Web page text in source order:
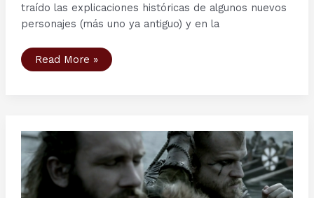
traído las explicaciones históricas de algunos nuevos
personajes (más uno ya antiguo) y en la
Personajes
serie
Sinric,
Siegfried,
Conde
Odo
Read More »